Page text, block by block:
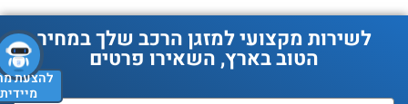
לשירות מקצועי למזגן הרכב שלך במחיר
הטוב בארץ, השאירו פרטים
להצעת מחיר
מיידית